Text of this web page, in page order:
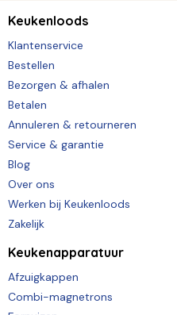
Keukenloods
Klantenservice
Bestellen
Bezorgen & afhalen
Betalen
Annuleren & retourneren
Service & garantie
Blog
Over ons
Werken bij Keukenloods
Zakelijk
Keukenapparatuur
Afzuigkappen
Combi-magnetrons